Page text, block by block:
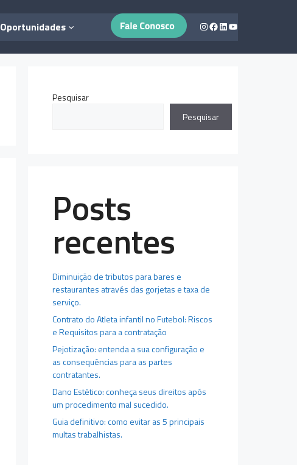
Oportunidades Instagram
Facebook
LinkedIn
Youtube
Pesquisar
Pesquisar
Posts
recentes
Diminuição de tributos para bares e
restaurantes através das gorjetas e taxa de
serviço.
Contrato do Atleta infantil no Futebol: Riscos
e Requisitos para a contratação
Pejotização: entenda a sua configuração e
as consequências para as partes
contratantes.
Dano Estético: conheça seus direitos após
um procedimento mal sucedido.
Guia definitivo: como evitar as 5 principais
multas trabalhistas.